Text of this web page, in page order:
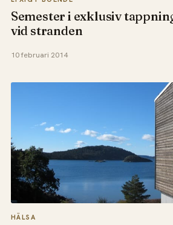
Semester i exklusiv
vid stranden
10 februari 2014
HÄLSA